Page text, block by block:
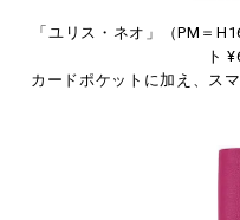
「ユリス・ネオ」（PM＝
ト
カードポケットに加え、ス